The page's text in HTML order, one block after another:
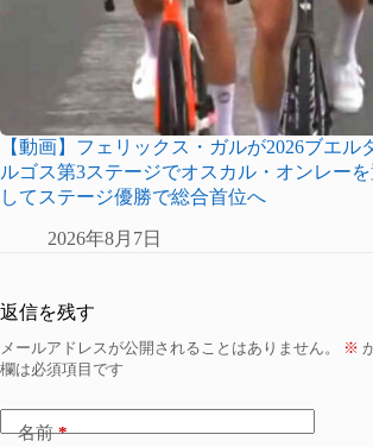
【動画】フェリックス・ガルが2026ブエル
ルゴス第3ステージでオスカル・オンレー
してステージ優勝で総合首位へ
2026年8月7日
返信を残す
メールアドレスが公開されることはありません。 ※
欄は必須項目です
名前*